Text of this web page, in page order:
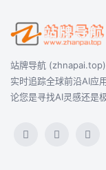
站牌导航
实时追踪全球前沿AI应
论您是寻找AI灵感还是